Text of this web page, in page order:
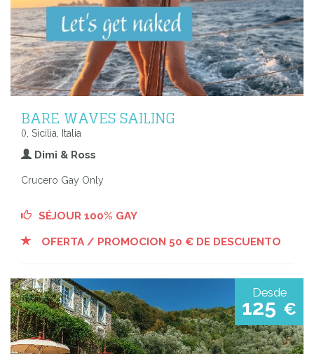
BARE WAVES SAILING
(), Sicilia, Italia
Dimi & Ross
Crucero Gay Only
SÉJOUR 100% GAY
OFERTA / PROMOCION 50 € DE DESCUENTO
Desde
125 €